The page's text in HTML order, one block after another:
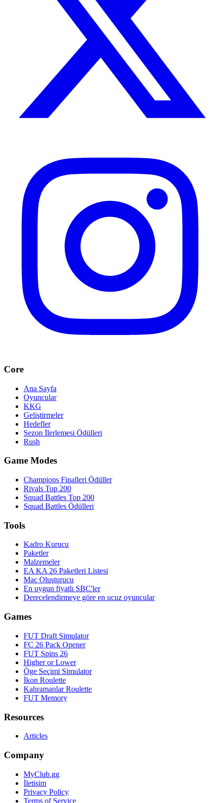
Core
Ana Sayfa
Oyuncular
KKG
Geliştirmeler
Hedefler
Sezon İlerlemesi Ödülleri
Rush
Game Modes
Champions Finalleri Ödüller
Rivals Top 200
Squad Battles Top 200
Squad Battles Ödülleri
Tools
Kadro Kurucu
Paketler
Malzemeler
EA KA 26 Paketleri Listesi
Maç Oluşturucu
En uygun fiyatlı SBC'ler
Derecelendirmeye göre en ucuz oyuncular
Games
FUT Draft Simulator
FC 26 Pack Opener
FUT Spins 26
Higher or Lower
Öge Seçimi Simulator
İkon Roulette
Kahramanlar Roulette
FUT Memory
Resources
Articles
Company
MyClub.gg
İletişim
Privacy Policy
Terms of Service